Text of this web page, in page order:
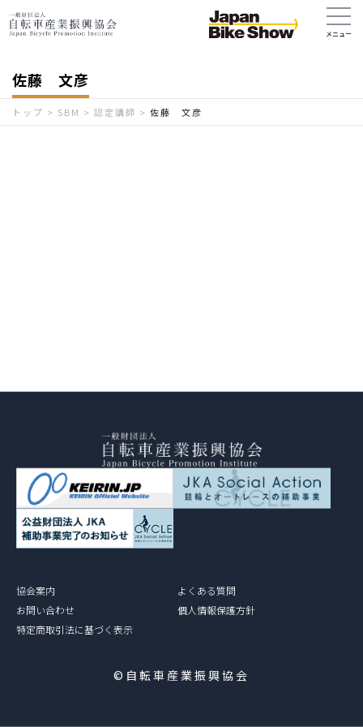
佐藤 文彦
トップ > SBM > 認定講師 > 佐藤 文彦
協会案内
よくある質問
お問い合わせ
個人情報保護方針
特定商取引法に基づく表示
©自転車産業振興協会